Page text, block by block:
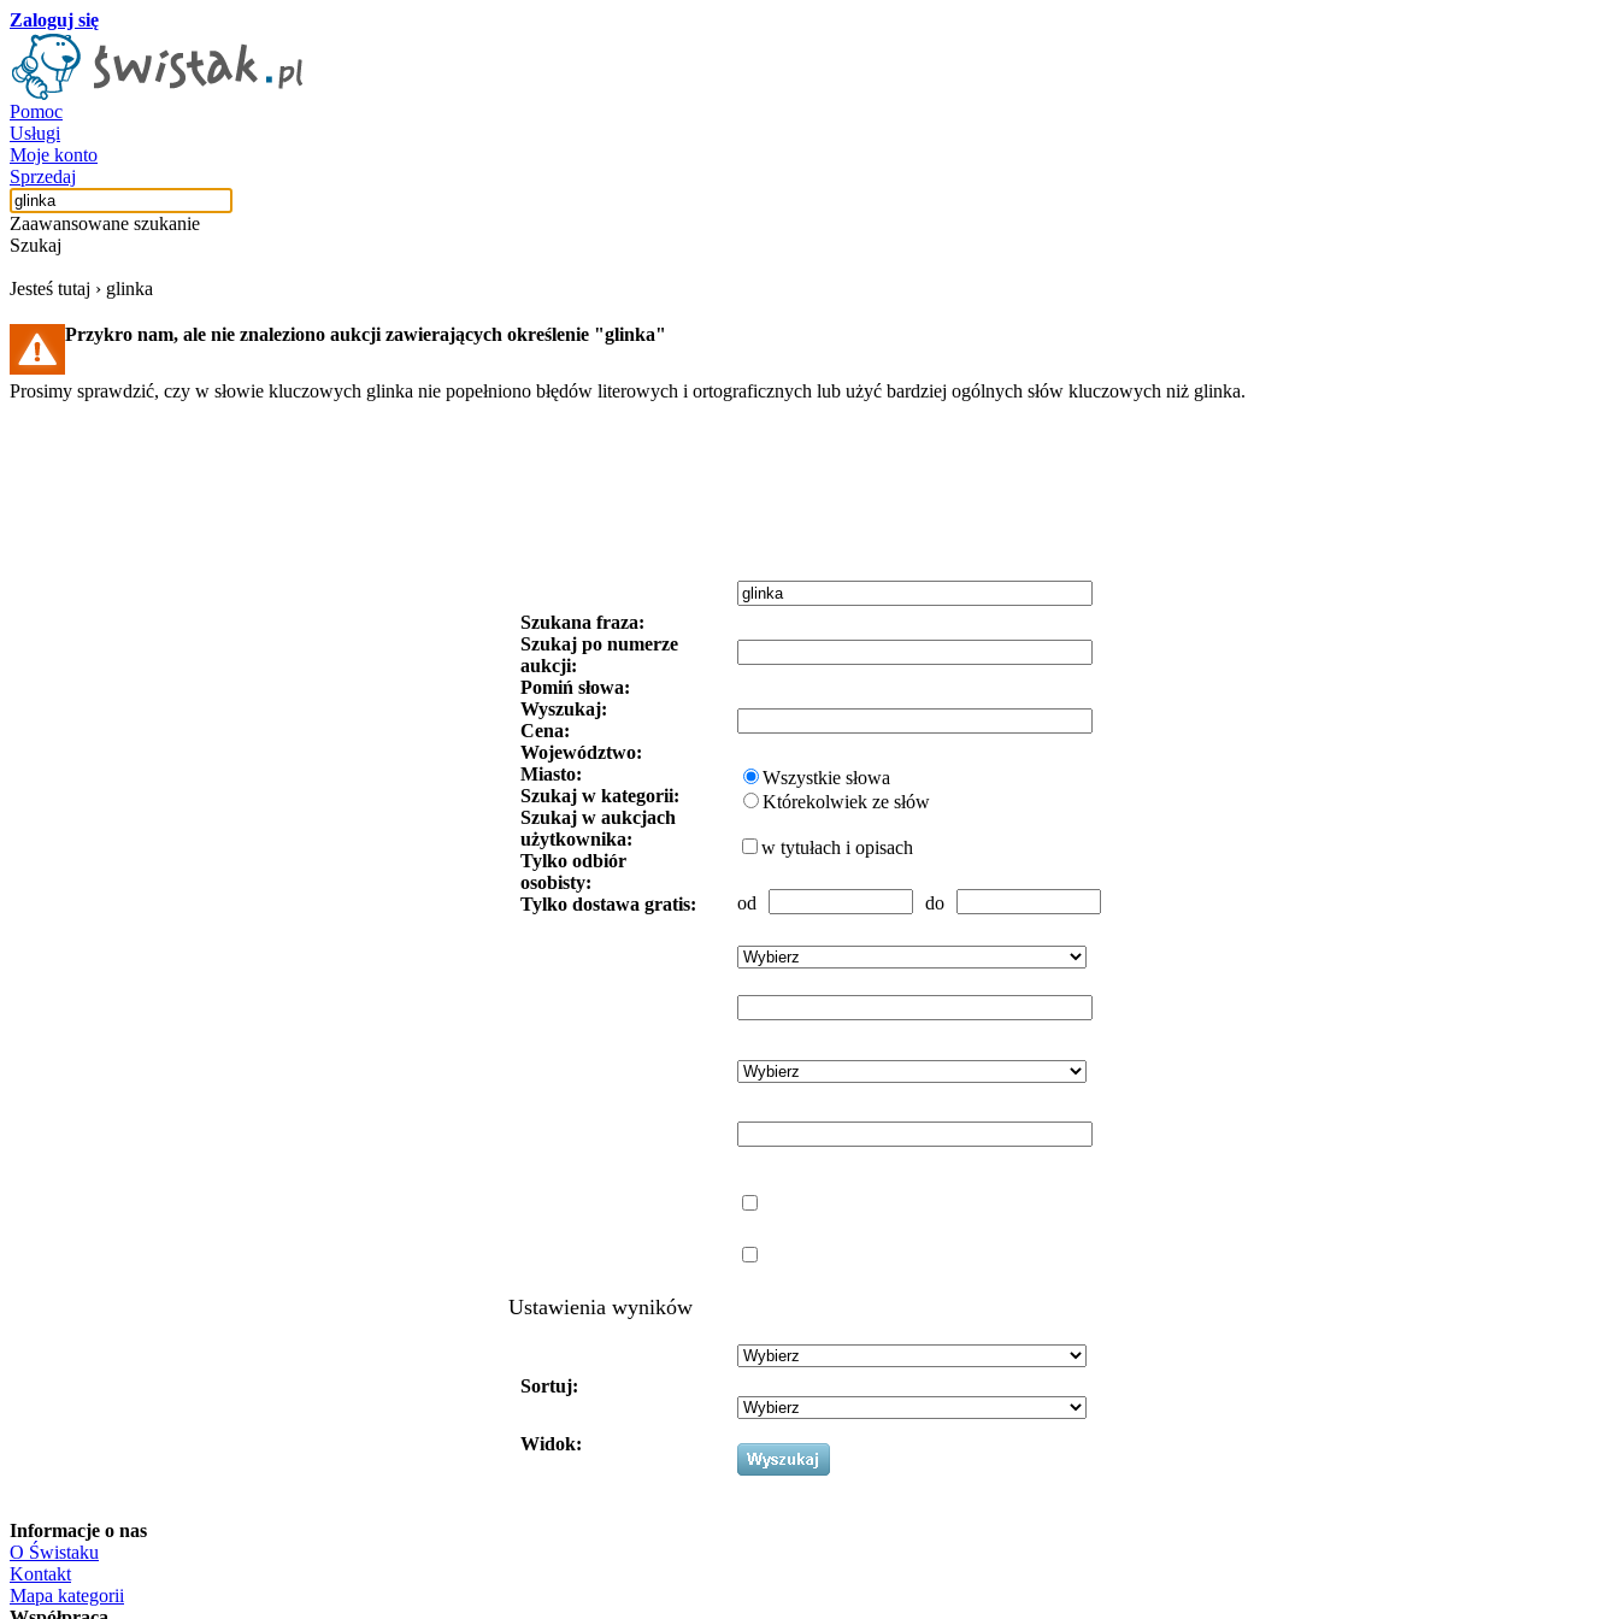
Zaloguj się
Pomoc
Usługi
Moje konto
Sprzedaj
Zaawansowane szukanie
Szukaj
Jesteś tutaj › glinka
Przykro nam, ale nie znaleziono aukcji zawierających określenie "glinka"
Prosimy sprawdzić, czy w słowie kluczowych glinka nie popełniono błędów literowych i ortograficznych lub użyć bardziej ogólnych słów kluczowych niż glinka.
Szukana fraza:
Szukaj po numerze
aukcji:
Pomiń słowa:
Wyszukaj:
Cena:
Województwo:
Miasto:
Szukaj w kategorii:
Szukaj w aukcjach
użytkownika:
Tylko odbiór
osobisty:
Tylko dostawa gratis:
Wszystkie słowa
Którekolwiek ze słów
w tytułach i opisach
od do
Ustawienia wyników
Sortuj:
Widok:
Informacje o nas
O Świstaku
Kontakt
Mapa kategorii